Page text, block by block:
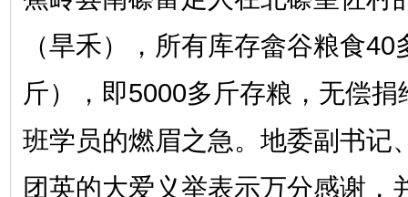
（旱禾），所有库存畲谷粮食
斤），即5000多斤存粮，无偿
班学员的燃眉之急。地委副书记
团英的大爱义举表示万分感谢，